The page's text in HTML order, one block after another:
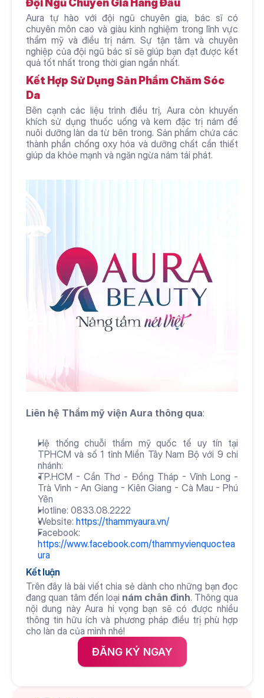
Đội Ngũ Chuyên Gia Hàng Đầu
Aura tự hào với đội ngũ chuyên gia, bác sĩ có
chuyên môn cao và giàu kinh nghiệm trong lĩnh vực
thẩm mỹ và điều trị nám. Sự tận tâm và chuyên
nghiệp của đội ngũ bác sĩ sẽ giúp bạn đạt được kết
quả tốt nhất trong thời gian ngắn nhất.
Kết Hợp Sử Dụng Sản Phẩm Chăm Sóc
Da
Bên cạnh các liệu trình điều trị, Aura còn khuyến
khích sử dụng thuốc uống và kem đặc trị nám để
nuôi dưỡng làn da từ bên trong. Sản phẩm chứa các
thành phần chống oxy hóa và dưỡng chất cần thiết
giúp da khỏe mạnh và ngăn ngừa nám tái phát.
Liên hệ Thẩm mỹ viện Aura thông qua:
Hệ thống chuỗi thẩm mỹ quốc tế uy tín tại
TPHCM và số 1 tỉnh Miền Tây Nam Bộ với 9 chi
nhánh:
TP.HCM - Cần Thơ - Đồng Tháp - Vĩnh Long -
Trà Vinh - An Giang - Kiên Giang - Cà Mau - Phú
Yên
Hotline: 0833.08.2222
Website: https://thammyaura.vn/
https://www.facebook.com/thammyvienquoctea
ura
Kết luận
Trên đây là bài viết chia sẻ dành cho những bạn đọc
đang quan tâm đến loại nám chân đinh. Thông qua
nội dung này Aura hi vọng bạn sẽ có được nhiều
thông tin hữu ích và phương pháp điều trị phù hợp
cho làn da của mình nhé!
ĐĂNG KÝ NGAY